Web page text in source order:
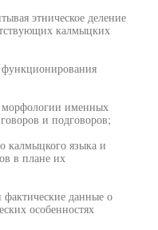
этническое деление
калмыцких
функционирования
морфологии именных
и подговоров;
калмыцкого языка и
в плане их
данные о
особенностях